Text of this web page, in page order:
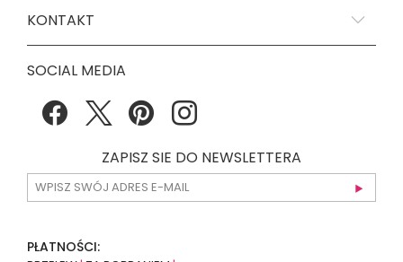
KONTAKT
SOCIAL MEDIA
ZAPISZ SIE DO NEWSLETTERA
PŁATNOŚCI: